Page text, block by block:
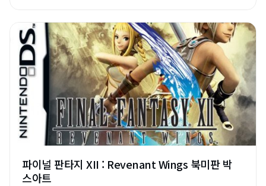
파이널 판타지 XII : Revenant Wings 북미판 박
스아트